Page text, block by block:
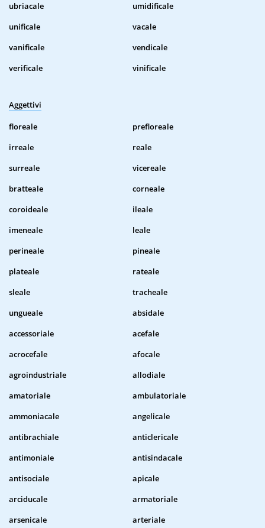
ubriacale
umidificale
unificale
vacale
vanificale
vendicale
verificale
vinificale
Aggettivi
floreale
prefloreale
irreale
reale
surreale
vicereale
bratteale
corneale
coroideale
ileale
imeneale
leale
perineale
pineale
plateale
rateale
sleale
tracheale
ungueale
absidale
accessoriale
acefale
acrocefale
afocale
agroindustriale
allodiale
amatoriale
ambulatoriale
ammoniacale
angelicale
antibrachiale
anticlericale
antimoniale
antisindacale
antisociale
apicale
arciducale
armatoriale
arsenicale
arteriale